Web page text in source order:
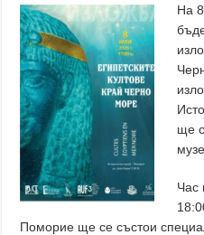
На
ще
Час
Поморие ще се състои